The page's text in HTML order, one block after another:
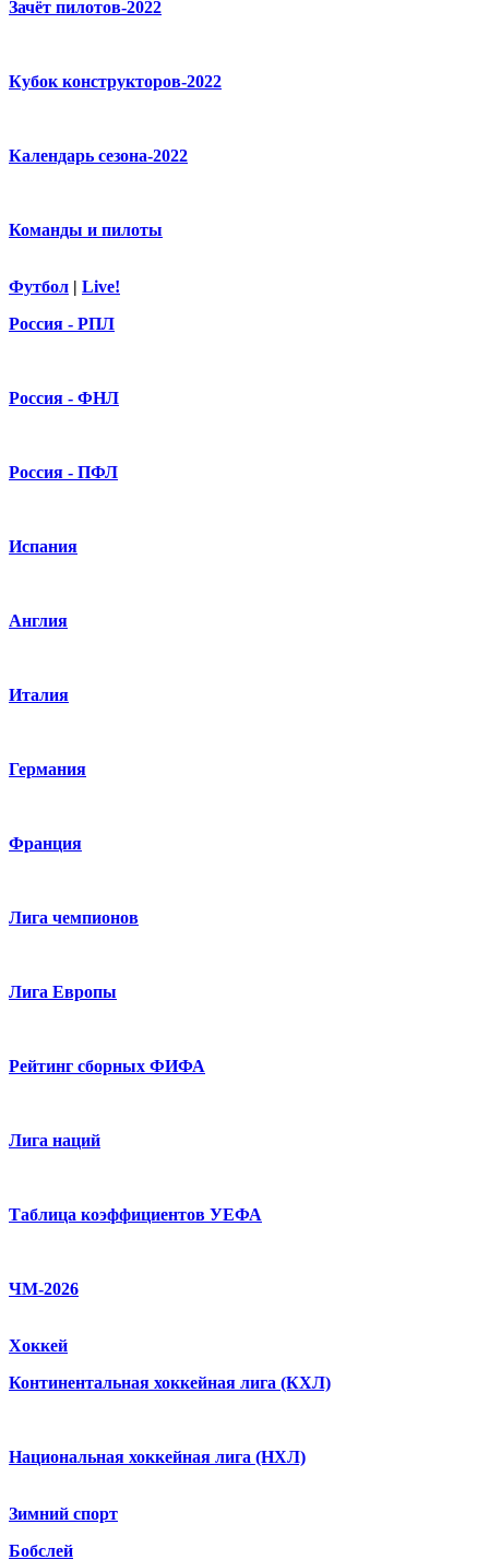
Зачёт пилотов-2022
Кубок конструкторов-2022
Календарь сезона-2022
Команды и пилоты
Футбол | Live!
Россия - РПЛ
Россия - ФНЛ
Россия - ПФЛ
Испания
Англия
Италия
Германия
Франция
Лига чемпионов
Лига Европы
Рейтинг сборных ФИФА
Лига наций
Таблица коэффициентов УЕФА
ЧМ-2026
Хоккей
Континентальная хоккейная лига (КХЛ)
Национальная хоккейная лига (НХЛ)
Зимний спорт
Бобслей